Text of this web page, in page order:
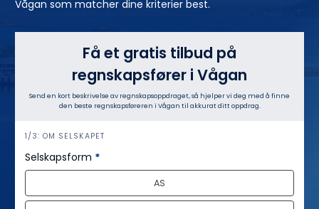
Vågan som matcher dine kriterier best.
Få et gratis tilbud på
regnskapsfører i Vågan
Send en kort beskrivelse av regnskapsoppdraget, så hjelper vi deg med å finne
den beste regnskapsføreren i Vågan til akkurat ditt oppdrag.
h
e
r
1/3: OM SELSKAPET
Selskapsform *
AS